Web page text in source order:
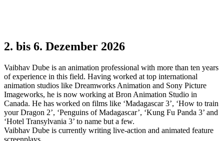
2. bis 6. Dezember 2026
Vaibhav Dube is an animation professional with more than ten years
of experience in this field. Having worked at top international
animation studios like Dreamworks Animation and Sony Picture
Imageworks, he is now working at Bron Animation Studio in
Canada. He has worked on films like ‘Madagascar 3’, ‘How to train
your Dragon 2’, ‘Penguins of Madagascar’, ‘Kung Fu Panda 3’ and
‘Hotel Transylvania 3’ to name but a few.
Vaibhav Dube is currently writing live-action and animated feature
screenplays.